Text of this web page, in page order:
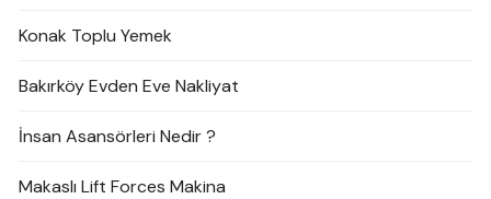
Konak Toplu Yemek
Bakırköy Evden Eve Nakliyat
İnsan Asansörleri Nedir ?
Makaslı Lift Forces Makina